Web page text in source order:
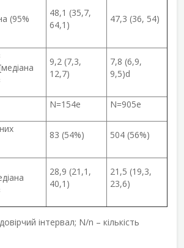
(95%
48,1 (35,7,
64,1)
47,3 (36, 54)
9,2 (7,3,
12,7)
7,8 (6,9,
9,5)d
N=154e N=905e
83 (54%) 504 (56%)
28,9 (21,1,
40,1)
21,5 (19,3,
23,6)
інтервал; N/n – кількість